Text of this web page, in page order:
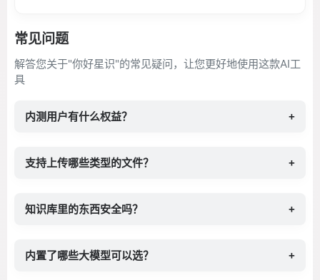
常见问题
解答您关于"你好星识"的常见疑问，让您更好地使用这款AI工
具
内测用户有什么权益？ +
支持上传哪些类型的文件？ +
知识库里的东西安全吗？ +
内置了哪些大模型可以选？ +